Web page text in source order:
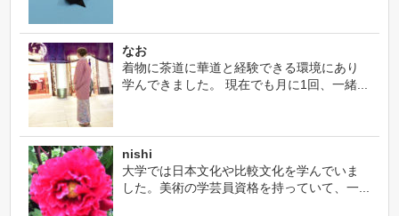
なお
着物に茶道に華道と経験できる環境にあり
学んできました。 現在でも月に1回、一緒...
nishi
大学では日本文化や比較文化を学んでいま
した。美術の学芸員資格を持っていて、一...